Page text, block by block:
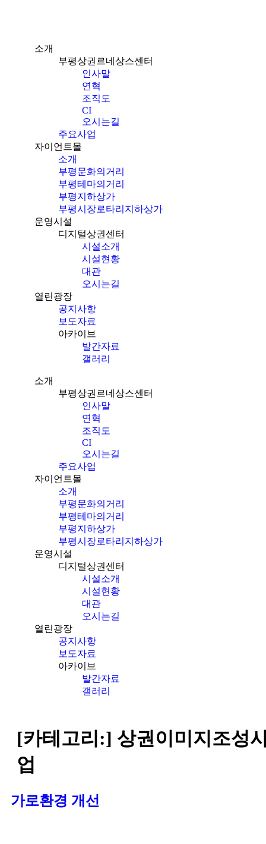
소개
부평상권르네상스센터
인사말
연혁
조직도
CI
오시는길
주요사업
자이언트몰
소개
부평문화의거리
부평테마의거리
부평지하상가
부평시장로타리지하상가
운영시설
디지털상권센터
시설소개
시설현황
대관
오시는길
열린광장
공지사항
보도자료
아카이브
발간자료
갤러리
소개
부평상권르네상스센터
인사말
연혁
조직도
CI
오시는길
주요사업
자이언트몰
소개
부평문화의거리
부평테마의거리
부평지하상가
부평시장로타리지하상가
운영시설
디지털상권센터
시설소개
시설현황
대관
오시는길
열린광장
공지사항
보도자료
아카이브
발간자료
갤러리
[카테고리:] 상권이미지조성
업
가로환경 개선